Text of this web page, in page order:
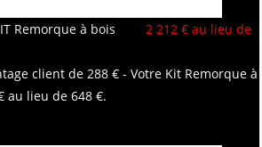
Remorque à bois
2 212 € au lieu de
client de 288 € - Votre Kit Remorque à
au lieu de 648 €.